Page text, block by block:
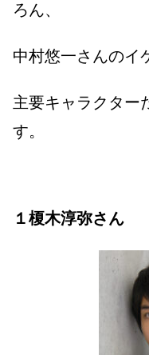
ろん、
中村悠一さんのイ
主要キャラクター
す。
１榎木淳弥さん